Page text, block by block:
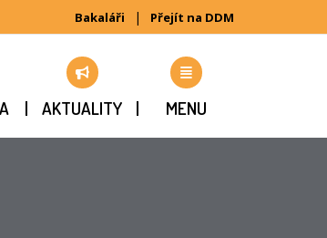
Bakaláři | Přejít na DDM
AKTUALITY MENU